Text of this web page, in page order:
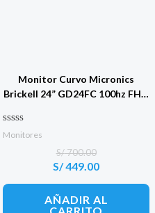
Monitor Curvo Micronics
Brickell 24” GD24FC 100hz FHD
Valorado con
Monitores
S/700.00
El
precio
original
era:
S/449.00
El
precio
actual
es:
AÑADIR AL